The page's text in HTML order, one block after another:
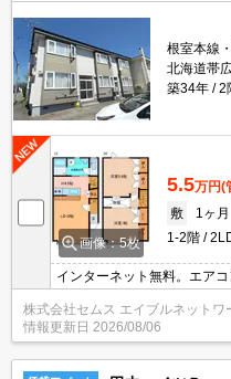
根室本線
北海道帯
築34年
2
画像：5枚
5.5万円(
敷
1ヶ月
1-2階
インターネット無料。エア
株式会社セムス エイブルネットワ
情報更新日 2026/08/06